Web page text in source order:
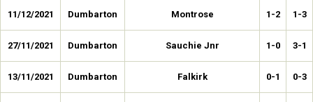
11/12/2021 Dumbarton Montrose 1-2 1-3
27/11/2021 Dumbarton Sauchie Jnr 1-0 3-1
13/11/2021 Dumbarton Falkirk 0-1 0-3